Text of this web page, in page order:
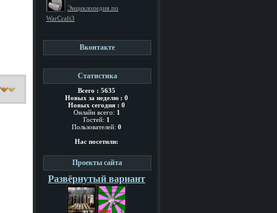
Энциклопедия по
WarCraft3
Вконтакте
Статистика
Всего : 5635
Новых за неделю : 0
Новых сегодня : 0
Онлайн всего: 1
Гостей: 1
Пользователей: 0
Нас посетили:
Проекты сайта
Развёрнутый вариант